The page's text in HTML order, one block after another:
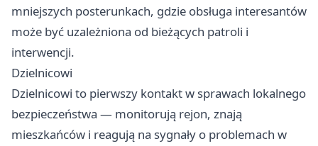
mniejszych posterunkach, gdzie obsługa interesantów
może być uzależniona od bieżących patroli i
interwencji.
Dzielnicowi
Dzielnicowi to pierwszy kontakt w sprawach lokalnego
bezpieczeństwa — monitorują rejon, znają
mieszkańców i reagują na sygnały o problemach w